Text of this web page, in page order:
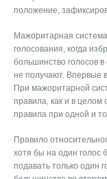
положение,
Мажоритарная
голосования, когда
большинство голосов
не получают. Впервые
При мажоритарной
правила, как и в
правила при одной и
Правило
хотя бы на один голос
подавать только один